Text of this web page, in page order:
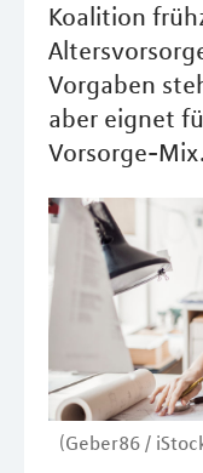
Koalition
Vorgaben
aber eignet
Vorsorge-Mix.
(Geber86 /